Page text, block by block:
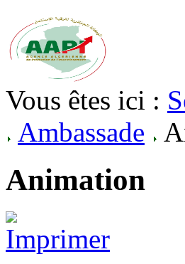
Vous êtes ici :
Ambassade
Animation